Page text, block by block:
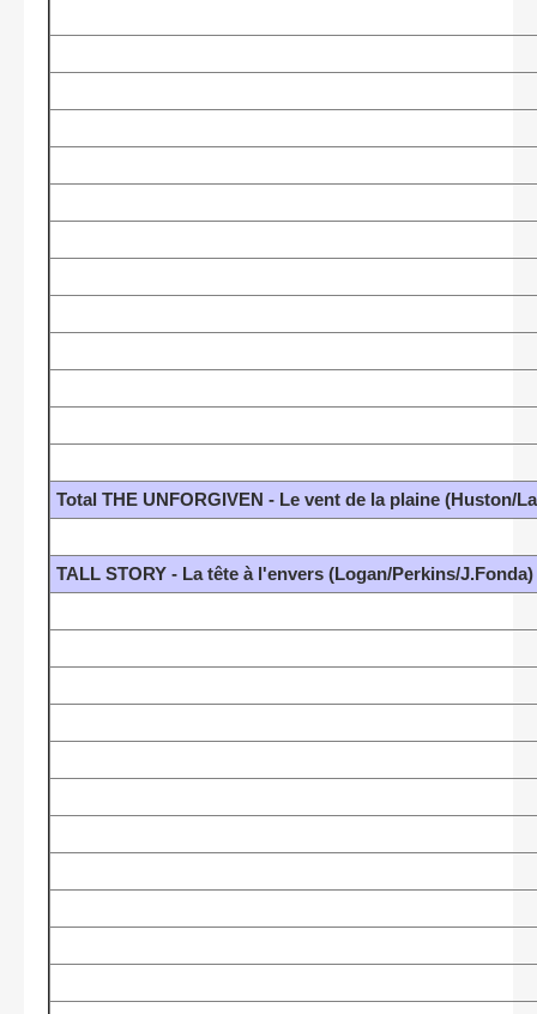
Total THE UNFORGIVEN - Le vent de la plaine (Huston/
TALL STORY - La tête à l'envers (Logan/Perkins/J.Fonda)